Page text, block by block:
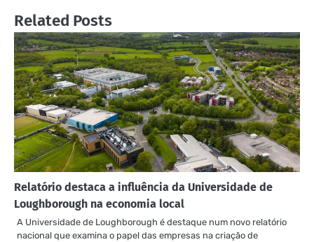
Related Posts
Relatório destaca a influência da Universidade de
Loughborough na economia local
A Universidade de Loughborough é destaque num novo relatório
nacional que examina o papel das empresas na criação de